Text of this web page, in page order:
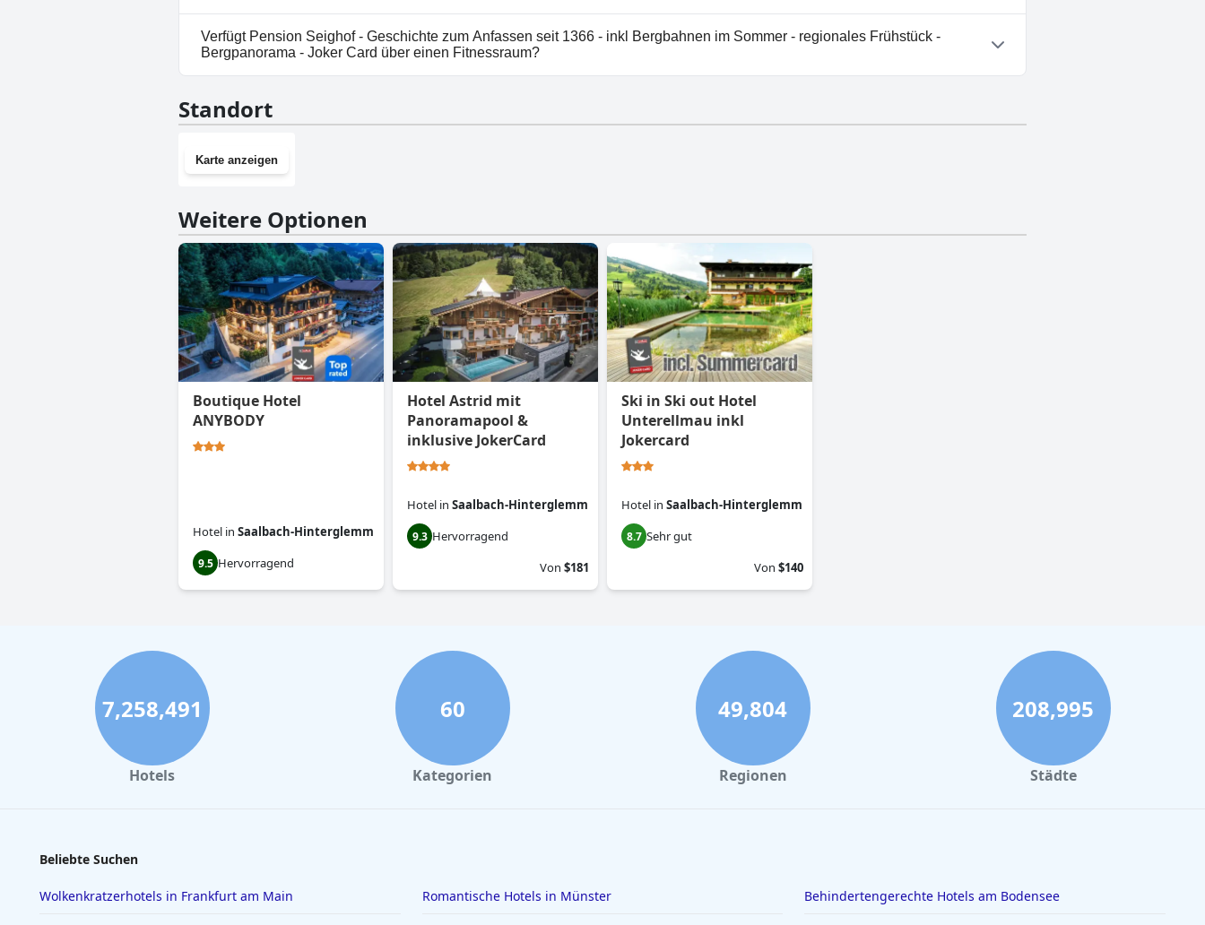
Ja, Parkmöglichkeiten sind im Pension Seighof - Geschichte zum Anfassen seit 1366 - inkl Bergbahnen im Sommer -
regionales Frühstück - Bergpanorama - Joker Card vorhanden.
Verfügt Pension Seighof - Geschichte zum Anfassen seit 1366 - inkl Bergbahnen im Sommer - regionales Frühstück -
Bergpanorama - Joker Card über einen Fitnessraum?
Bergpanorama - Joker Card hat keinen Fitnessraum.
Standort
Karte anzeigen
Weitere Optionen
Boutique Hotel
ANYBODY
Hotel in Saalbach-Hinterglemm
9.5 Hervorragend
Hotel Astrid mit
Panoramapool &
inklusive JokerCard
Hotel in Saalbach-Hinterglemm
9.3 Hervorragend
Von $181
Ski in Ski out Hotel
Unterellmau inkl
Jokercard
Hotel in Saalbach-Hinterglemm
8.7 Sehr gut
Von $140
7,258,491
Hotels
60
Kategorien
49,804
Regionen
208,995
Städte
Beliebte Suchen
Wolkenkratzerhotels in Frankfurt am Main Romantische Hotels in Münster Behindertengerechte Hotels am Bodensee